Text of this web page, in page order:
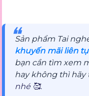
❝
Sản phẩm Tai
khuyến mãi liên
bạn cần tìm xem
hay không thì hãy
nhé 🥰.